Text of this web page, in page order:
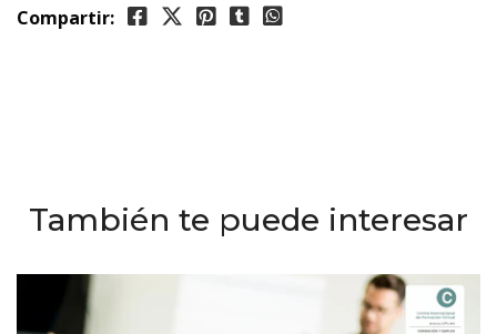
Compartir:
También te puede interesar